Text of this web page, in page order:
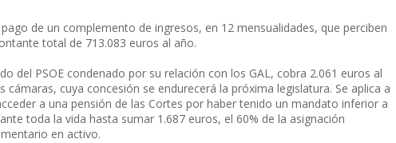
de un complemento de ingresos, en 12 mensualidades, que perciben
total de 713.083 euros al año.
del PSOE condenado por su relación con los GAL, cobra 2.061 euros al
cuya concesión se endurecerá la próxima legislatura. Se aplica a
a una pensión de las Cortes por haber tenido un mandato inferior a
toda la vida hasta sumar 1.687 euros, el 60% de la asignación
en activo.